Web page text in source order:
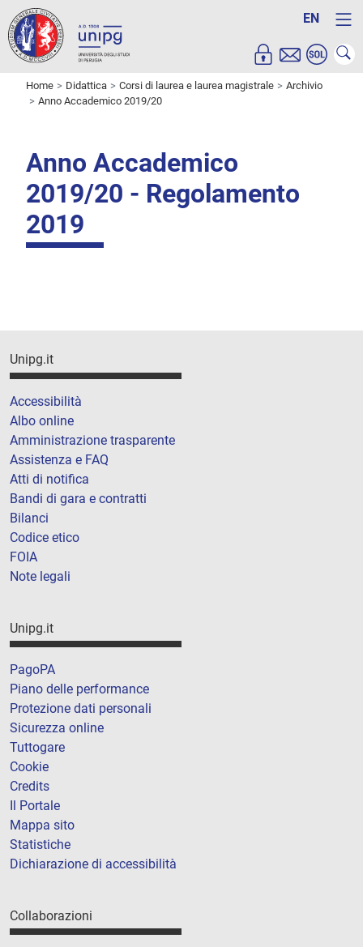
EN
Home Didattica Corsi di laurea e laurea magistrale
Archivio
Anno Accademico 2019/20
Anno Accademico
2019/20 - Regolamento
2019
Unipg.it
Accessibilità
Albo online
Amministrazione trasparente
Assistenza e FAQ
Atti di notifica
Bandi di gara e contratti
Bilanci
Codice etico
FOIA
Note legali
Unipg.it
PagoPA
Piano delle performance
Protezione dati personali
Sicurezza online
Tuttogare
Cookie
Credits
Il Portale
Mappa sito
Statistiche
Dichiarazione di accessibilità
Collaborazioni